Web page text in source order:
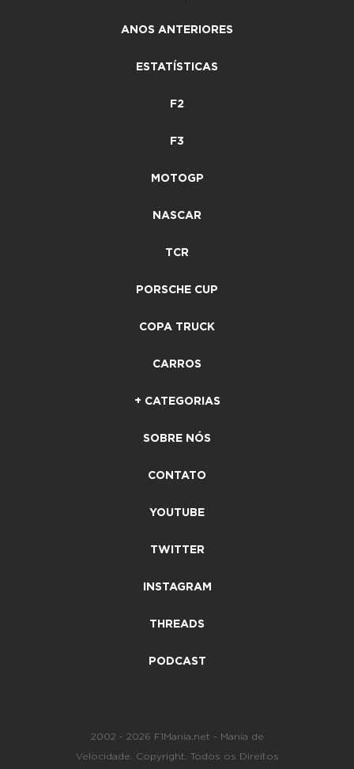
ANOS ANTERIORES
ESTATÍSTICAS
F2
F3
MOTOGP
NASCAR
TCR
PORSCHE CUP
COPA TRUCK
CARROS
+ CATEGORIAS
SOBRE NÓS
CONTATO
YOUTUBE
TWITTER
INSTAGRAM
THREADS
PODCAST
2002 - 2026 F1Mania.net - Mania de
Velocidade. Copyright. Todos os Direitos